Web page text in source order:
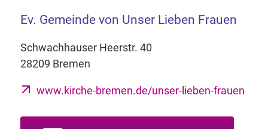
Ev. Gemeinde von Unser Lieben Frauen
Schwachhauser Heerstr. 40
28209 Bremen
www.kirche-bremen.de/unser-lieben-frauen